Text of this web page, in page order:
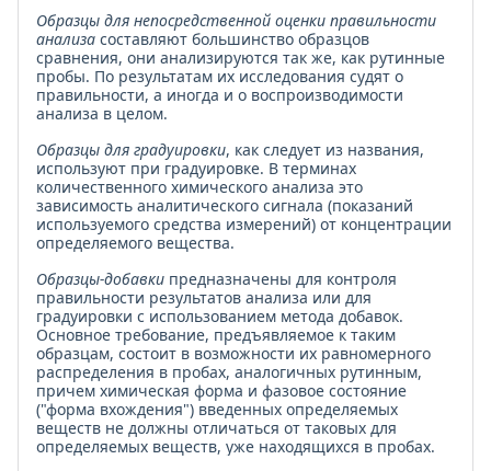
Образцы для непосредственной оценки правильности
анализа составляют большинство образцов
сравнения, они анализируются так же, как рутинные
пробы. По результатам их исследования судят о
правильности, а иногда и о воспроизводимости
анализа в целом.
Образцы для градуировки, как следует из названия,
используют при градуировке. В терминах
количественного химического анализа это
зависимость аналитического сигнала (показаний
используемого средства измерений) от концентрации
определяемого вещества.
Образцы-добавки предназначены для контроля
правильности результатов анализа или для
градуировки с использованием метода добавок.
Основное требование, предъявляемое к таким
образцам, состоит в возможности их равномерного
распределения в пробах, аналогичных рутинным,
причем химическая форма и фазовое состояние
("форма вхождения") введенных определяемых
веществ не должны отличаться от таковых для
определяемых веществ, уже находящихся в пробах.